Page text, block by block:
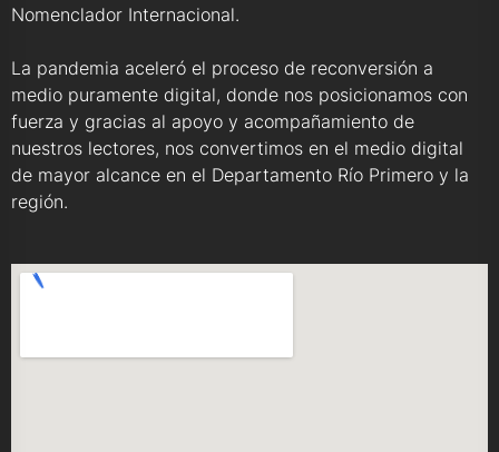
Nomenclador Internacional.
La pandemia aceleró el proceso de reconversión a
medio puramente digital, donde nos posicionamos con
fuerza y gracias al apoyo y acompañamiento de
nuestros lectores, nos convertimos en el medio digital
de mayor alcance en el Departamento Río Primero y la
región.